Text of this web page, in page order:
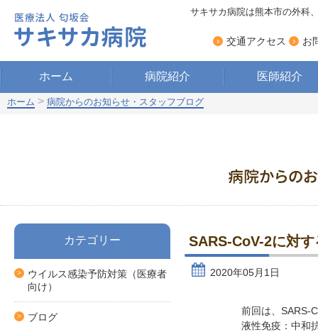
サキサカ病院は熊本市の外科
› 交通アクセス › お
ホーム 病院紹介 医師紹介
ホーム > 病院からのお知らせ・スタッフブログ
カテゴリー
ウイルス感染予防対策（医療者
向け）
ブログ
SARS-CoV-2に対
2020年05月1日
前回は、SARS-
液性免疫：中和